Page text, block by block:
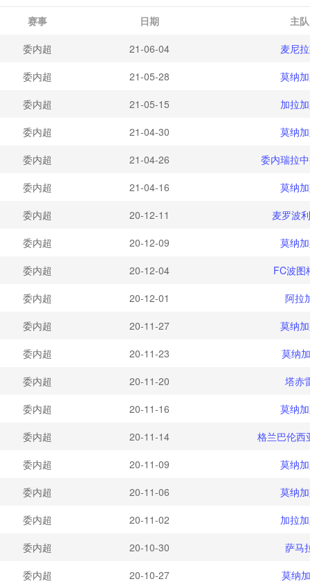
赛事 日期
主队
委内超
21-06-04
麦尼
委内超
21-05-28
莫纳
委内超
21-05-15
加拉
委内超
21-04-30
莫纳
委内超
21-04-26
委内瑞拉
委内超
21-04-16
莫纳
委内超
20-12-11
麦罗波
委内超
20-12-09
莫纳
委内超
20-12-04
FC波图
委内超
20-12-01
阿拉
委内超
20-11-27
莫纳
委内超
20-11-23
莫纳
委内超
20-11-20
塔赤
委内超
20-11-16
莫纳
委内超
20-11-14
格兰巴伦西
委内超
20-11-09
莫纳
委内超
20-11-06
莫纳
委内超
20-11-02
加拉
委内超
20-10-30
萨马
委内超
20-10-27 莫纳